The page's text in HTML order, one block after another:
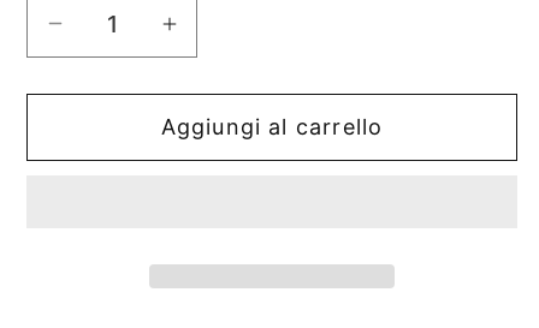
Diminuisci
quantità
per
Preromane
Aumenta
quantità
per
Genti
Preromane
Nella
Aggiungi al carrello